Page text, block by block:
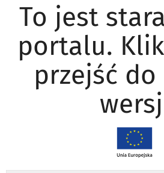
To jest
portalu.
przejść